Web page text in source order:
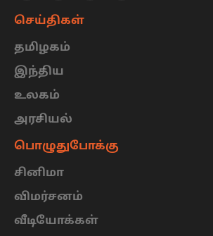
செய்திகள்
தமிழகம்
இந்திய
உலகம்
அரசியல்
பொழுதுபோக்கு
சினிமா
விமர்சனம்
வீடியோக்கள்